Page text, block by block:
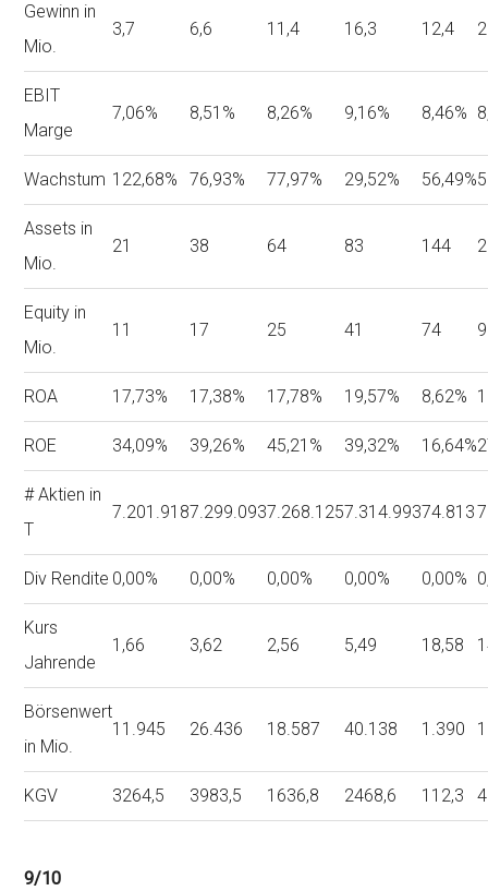
Gewinn in
Mio.
3,7 6,6 11,4 16,3 12,4
EBIT
Marge
7,06% 8,51% 8,26% 9,16% 8,46%
Wachstum 122,68% 76,93% 77,97% 29,52% 56,49%
Assets in
Mio.
21 38 64 83 144
Equity in
Mio.
11 17 25 41 74
ROA 17,73% 17,38% 17,78% 19,57% 8,62%
ROE 34,09% 39,26% 45,21% 39,32% 16,64%
# Aktien in
T
7.201.9187.299.0937.268.1257.314.99374.813
Div Rendite 0,00% 0,00% 0,00% 0,00% 0,00%
Kurs
Jahrende
1,66 3,62 2,56 5,49 18,58
Börsenwert
in Mio.
11.945 26.436 18.587 40.138 1.390
KGV 3264,5 3983,5 1636,8 2468,6 112,3
9/10